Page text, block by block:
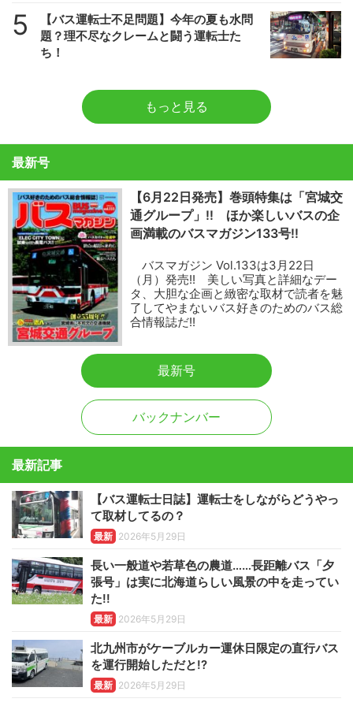
5
【バス運転士不足問題】今年の夏も水問
題？理不尽なクレームと闘う運転士た
ち！
もっと見る
最新号
【6月22日発売】巻頭特集は「宮城交
通グループ」!! ほか楽しいバスの企
画満載のバスマガジン133号!!
バスマガジン Vol.133は3月22日
（月）発売!! 美しい写真と詳細なデー
タ、大胆な企画と緻密な取材で読者を魅
了してやまないバス好きのためのバス総
合情報誌だ!!
最新号
バックナンバー
最新記事
【バス運転士日誌】運転士をしながらどうやっ
て取材してるの？
最新 2026年5月29日
長い一般道や若草色の農道……長距離バス「夕
張号」は実に北海道らしい風景の中を走ってい
た!!
最新 2026年5月29日
北九州市がケーブルカー運休日限定の直行バス
を運行開始しただと!?
最新 2026年5月29日